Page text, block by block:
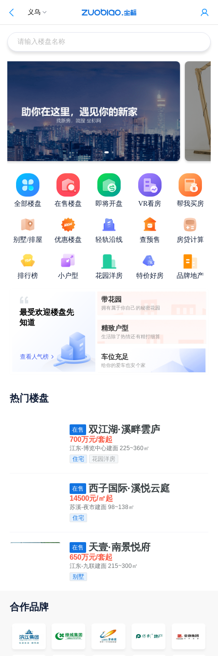
义乌
请输入楼盘名称
全部楼盘 在售楼盘 即将开盘 VR看房 帮我买房
别墅/排屋 优惠楼盘 轻轨沿线 查预售 房贷计算
排行榜 小户型 花园洋房 特价好房 品牌地产
最受欢迎楼盘先
知道
查看人气榜
带花园
拥有属于你自己的秘密花园
精致户型
生活除了热情还有精打细算
车位充足
给你的爱车也安个家
热门楼盘
在售 双江湖·溪畔雲庐
700万元/套起
江东-博览中心建面 225~360㎡
住宅
花园洋房
在售 西子国际·溪悦云庭
14500元/㎡起
苏溪-夜市建面 98~138㎡
住宅
在售 天壹·南景悦府
650万元/套起
江东-九联建面 215~300㎡
别墅
合作品牌